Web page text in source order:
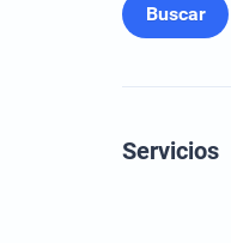
Buscar
Servicios